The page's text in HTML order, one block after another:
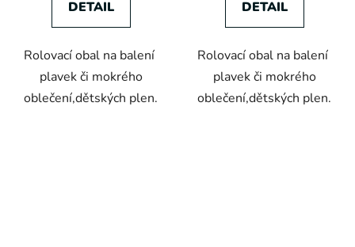
DETAIL
Rolovací obal na balení
plavek či mokrého
oblečení,dětských plen.
DETAIL
Rolovací obal na balení
plavek či mokrého
oblečení,dětských plen.